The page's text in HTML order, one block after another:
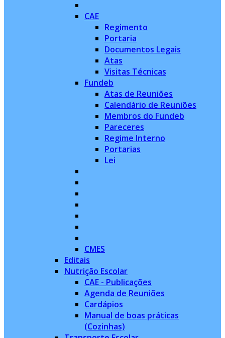
CAE
Regimento
Portaria
Documentos Legais
Atas
Visitas Técnicas
Fundeb
Atas de Reuniões
Calendário de Reuniões
Membros do Fundeb
Pareceres
Regime Interno
Portarias
Lei
CMES
Editais
Nutrição Escolar
CAE - Publicações
Agenda de Reuniões
Cardápios
Manual de boas práticas
(Cozinhas)